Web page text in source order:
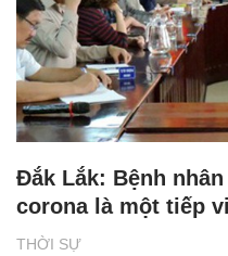
THỜI SỰ
Đắk Lắk: Bệnh
corona là một tiếp